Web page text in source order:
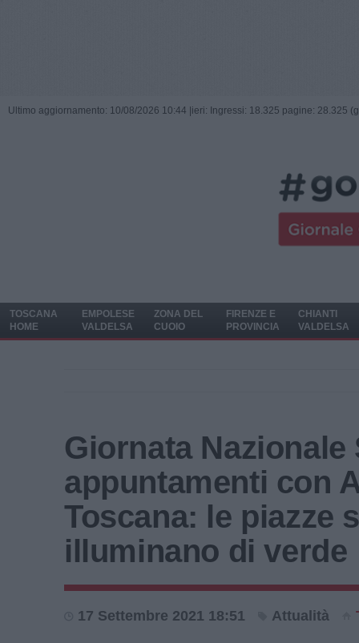
Ultimo aggiornamento: 10/08/2026 10:44 | ieri: Ingressi: 18.325 pagine: 28.325
TOSCANA
HOME
EMPOLESE
VALDELSA
ZONA DEL
CUOIO
FIRENZE E
PROVINCIA
CHIANTI
VALDELSA
Giornata Nazionale
appuntamenti con
Toscana: le piazze
illuminano di verde
17 Settembre 2021 18:51 Attualità